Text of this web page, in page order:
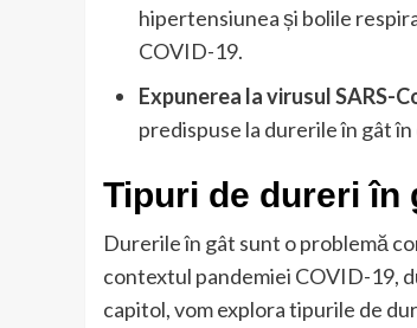
hipertensiunea și bolile
COVID-19.
Expunerea la virusul SARS-
predispuse la durerile în gât
Tipuri de dureri în
Durerile în gât sunt o problemă
contextul pandemiei COVID-19,
capitol, vom explora tipurile de